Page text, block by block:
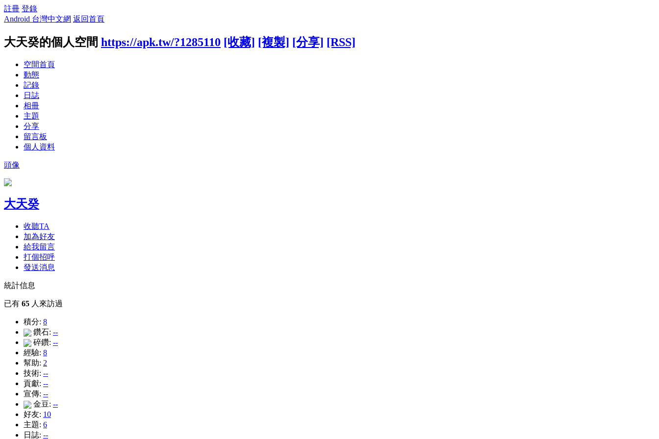
註冊 登錄
Android 台灣中文網 返回首頁
大天癸的個人空間 https://apk.tw/?1285110 [收藏] [複製] [分享] [RSS]
空間首頁
動態
記錄
日誌
相冊
主題
分享
留言板
個人資料
頭像
大天癸
收聽TA
加為好友
給我留言
打個招呼
發送消息
統計信息
已有 65 人來訪過
積分: 8
鑽石: --
碎鑽: --
經驗: 8
幫助: 2
技術: --
貢獻: --
宣傳: --
金豆: --
好友: 10
主題: 6
日誌: --